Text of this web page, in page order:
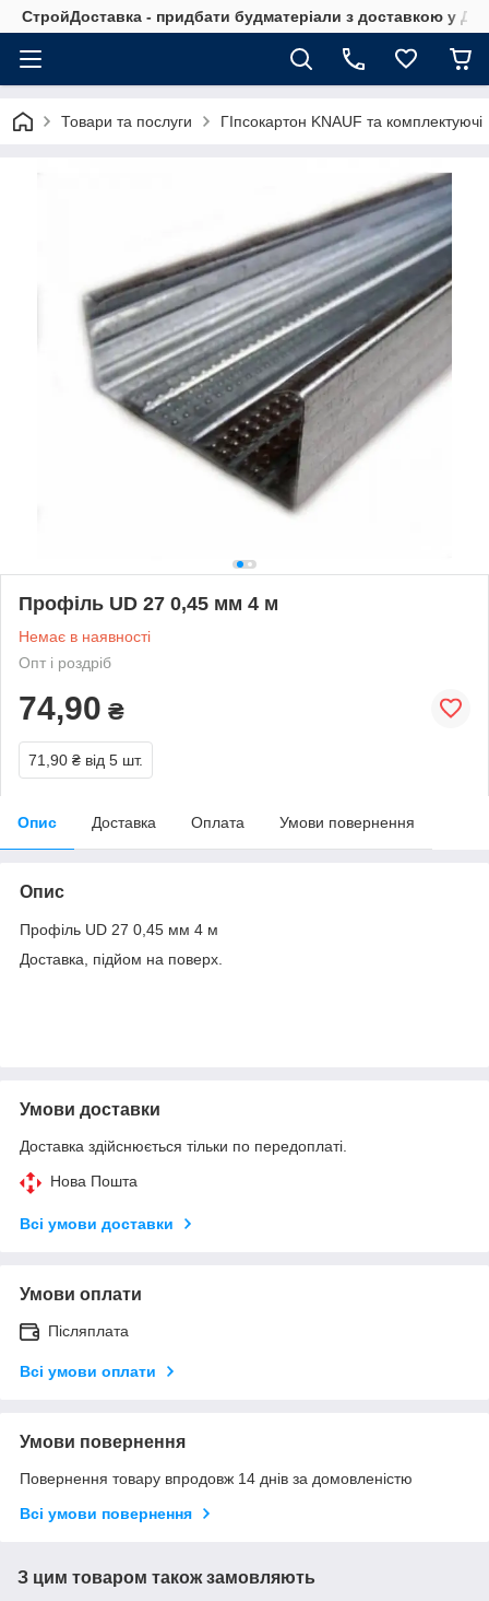
СтройДоставка - придбати будматеріали з доставкою у
Товари та послуги ГІпсокартон KNAUF та комплектуючі
Профіль UD 27 0,45 мм 4 м
Немає в наявності
Опт і роздріб
74,90 ₴
71,90 ₴ від 5 шт.
Опис Доставка Оплата Умови повернення
Опис
Профіль UD 27 0,45 мм 4 м
Доставка, підйом на поверх.
Умови доставки
Доставка здійснюється тільки по передоплаті.
Нова Пошта
Всі умови доставки
Умови оплати
Післяплата
Всі умови оплати
Умови повернення
Повернення товару впродовж 14 днів за домовленістю
Всі умови повернення
З цим товаром також замовляють